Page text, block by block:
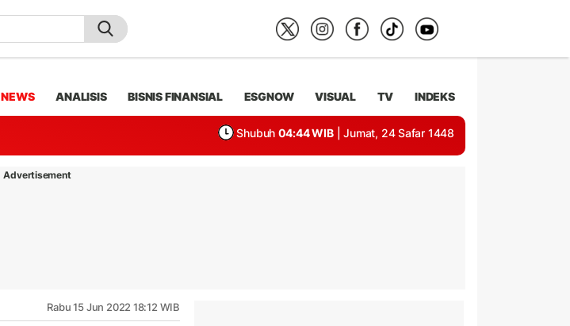
NEWS ANALISIS BISNIS FINANSIAL ESGNOW VISUAL TV INDEKS
Shubuh 04:44 WIB | Jumat, 24 Safar 1448
Advertisement
Rabu 15 Jun 2022 18:12 WIB